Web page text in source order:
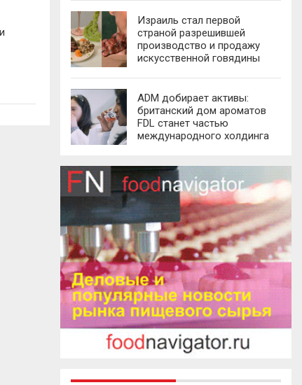
Израиль стал первой
страной разрешившей
производство и продажу
искусственной говядины
ADM добирает активы:
британский дом ароматов
FDL станет частью
международного холдинга